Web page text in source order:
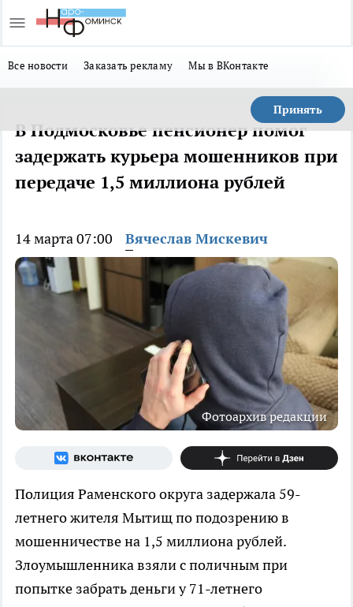
Все новости Заказать рекламу Мы в ВКонтакте
Принять
В Подмосковье пенсионер помог
задержать курьера мошенников при
передаче 1,5 миллиона рублей
14 марта 07:00 Вячеслав Мискевич
Фотоархив редакции
Полиция Раменского округа задержала 59-
летнего жителя Мытищ по подозрению в
мошенничестве на 1,5 миллиона рублей.
Злоумышленника взяли с поличным при
попытке забрать деньги у 71-летнего